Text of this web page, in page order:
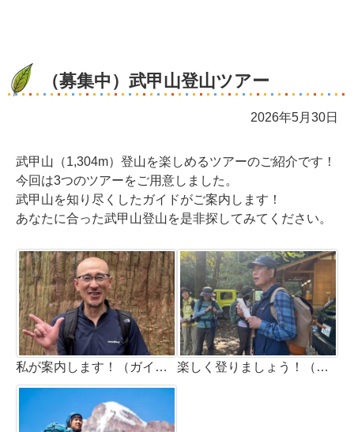
（募集中）武甲山登山ツアー
2026年5月30日
武甲山（1,304m）登山を楽しめるツアーのご紹介です！
今回は3つのツアーをご用意しました。
武甲山を知り尽くしたガイドがご案内します！
あなたに合った武甲山登山を是非探してみてください。
私が案内します！（ガイド：大野洋） 楽しく登りましょう！（ガイド：駒井信一））